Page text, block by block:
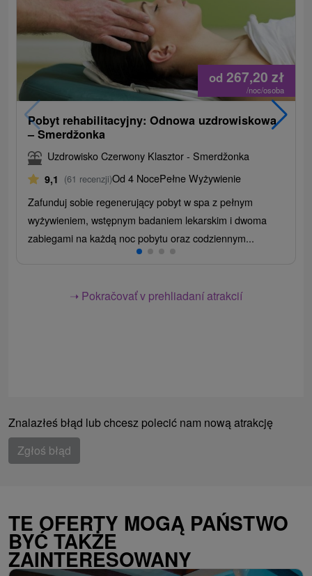
od 267,20zł
/noc/osoba
Pobyt rehabilitacyjny: Odnowa uzdrowiskowa
– Smerdžonka
Uzdrowisko Czerwony Klasztor - Smerdžonka
9,1 (61 recenzji)Od 4 NocePełne Wyżywienie
Zafunduj sobie regenerujący pobyt w spa z pełnym
wyżywieniem, wstępnym badaniem lekarskim i dwoma
zabiegami na każdą noc pobytu oraz codziennym...
➝ Pokračovať v prehliadaní atrakcií
Znalazłeś błąd lub chcesz polecić nam nową atrakcję
Zgłoś błąd
TE OFERTY MOGĄ PAŃSTWO
BYĆ TAKŻE
ZAINTERESOWANY